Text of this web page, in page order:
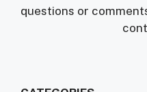
questions or